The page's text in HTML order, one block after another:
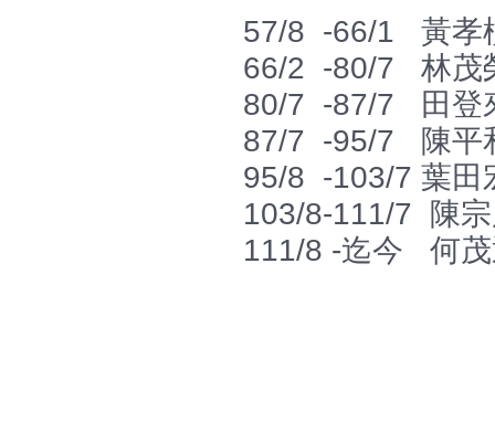
57/8 -66/1 黃孝
66/2 -80/7 林茂
80/7 -87/7 田登
87/7 -95/7 陳平
95/8 -103/7 葉田
103/8-111/7 陳
111/8 -迄今 何茂